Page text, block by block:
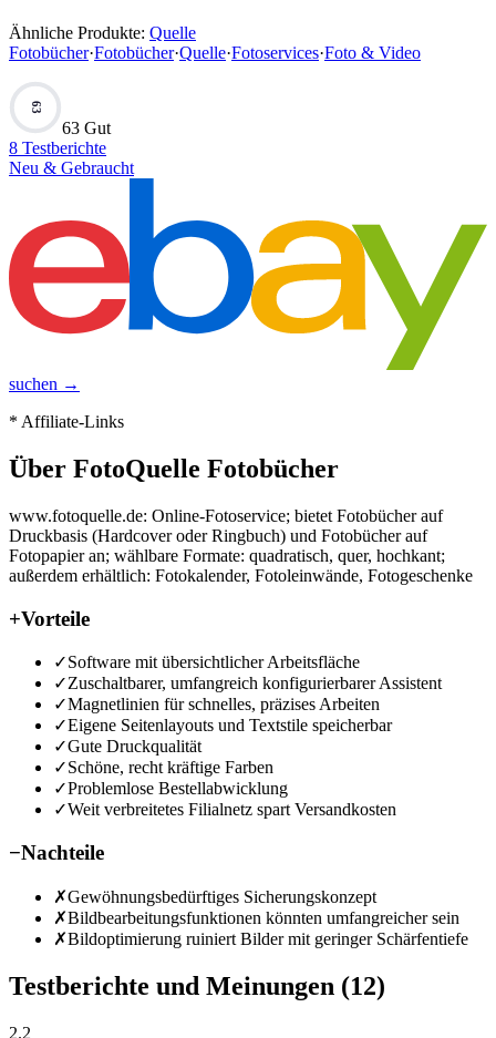
Ähnliche Produkte: Quelle
Fotobücher·Fotobücher·Quelle·Fotoservices·Foto & Video
63
63 Gut
8 Testberichte
Neu & Gebraucht
suchen →
* Affiliate-Links
Über FotoQuelle Fotobücher
www.fotoquelle.de: Online-Fotoservice; bietet Fotobücher auf
Druckbasis (Hardcover oder Ringbuch) und Fotobücher auf
Fotopapier an; wählbare Formate: quadratisch, quer, hochkant;
außerdem erhältlich: Fotokalender, Fotoleinwände, Fotogeschenke
+Vorteile
✓Software mit übersichtlicher Arbeitsfläche
✓Zuschaltbarer, umfangreich konfigurierbarer Assistent
✓Magnetlinien für schnelles, präzises Arbeiten
✓Eigene Seitenlayouts und Textstile speicherbar
✓Gute Druckqualität
✓Schöne, recht kräftige Farben
✓Problemlose Bestellabwicklung
✓Weit verbreitetes Filialnetz spart Versandkosten
−Nachteile
✗Gewöhnungsbedürftiges Sicherungskonzept
✗Bildbearbeitungsfunktionen könnten umfangreicher sein
✗Bildoptimierung ruiniert Bilder mit geringer Schärfentiefe
Testberichte und Meinungen (12)
2.2